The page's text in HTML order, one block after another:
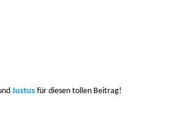
Justus für diesen tollen Beitrag!